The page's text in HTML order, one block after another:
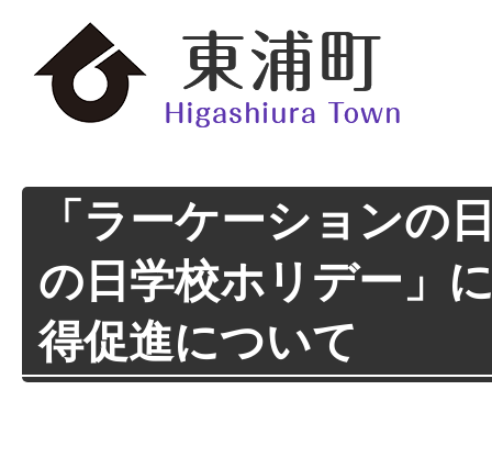
「ラーケーションの
の日学校ホリデー」
得促進について